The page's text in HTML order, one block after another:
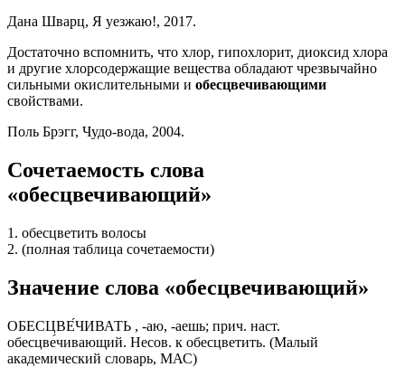
Дана Шварц, Я уезжаю!, 2017.
Достаточно вспомнить, что хлор, гипохлорит, диоксид хлора
и другие хлорсодержащие вещества обладают чрезвычайно
сильными окислительными и обесцвечивающими
свойствами.
Поль Брэгг, Чудо-вода, 2004.
Сочетаемость слова
«обесцвечивающий»
1. обесцветить волосы
2. (полная таблица сочетаемости)
Значение слова «обесцвечивающий»
ОБЕСЦВЕ́ЧИВАТЬ , -аю, -аешь; прич. наст.
обесцве́чивающий. Несов. к обесцветить. (Малый
академический словарь, МАС)